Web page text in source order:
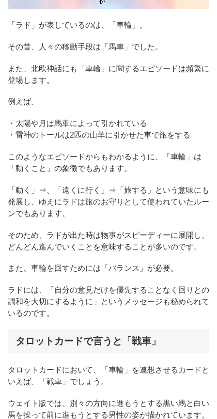
「ラド」が表しているのは、「車輪」。
その昔、人々の移動手段は「馬車」でした。
また、北欧神話にも「車輪」に関するエピソードは頻繁に
登場します。
例えば、
・太陽や月は馬車によって引かれている
・雷神のトールは2匹の山羊に引かせた車で旅をする
このようなエピソードからもわかるように、「車輪」は
「動くこと」の象徴でもあります。
「動く」⇒、「遠くに行く」⇒「旅する」という意味にも
発展し、ゆえにラドは旅のお守りとして使われていたルー
ンでもあります。
そのため、ラドが出た時は物事がスピーディーに展開し、
どんどん進んでいくことを意味することが多いのです。
また、車輪を回すためには「バランス」が必要。
ラドには、「自分の意見だけを優先することなく回りとの
調和を大切にするように」というメッセージも秘められて
いるのです。
タロットカードで言うと「戦車」
タロットカードにおいて、「車輪」を連想させるカードと
いえば、「戦車」でしょう。
ウェイト版では、別々の方向に進もうとする黒い馬と白い
馬を操って前に進もうとする男性の姿が描かれています。